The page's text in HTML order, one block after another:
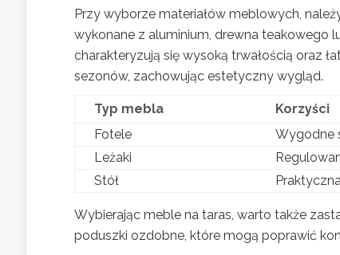
Przy wyborze materiałów meblowych,
wykonane z aluminium, drewna teakowego
charakteryzują się wysoką trwałością oraz
sezonów, zachowując estetyczny wygląd.
Typ mebla
Korzyści
Fotele
Wygodne
Leżaki
Stół
Wybierając meble na taras, warto także
poduszki ozdobne, które mogą poprawić